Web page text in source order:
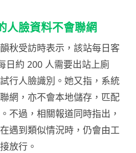
人臉資料不會聯網
秋受訪時表示，該站每日客
日約 200 人需要出站上廁
行人臉識別。她又指，系統
網，亦不會本地儲存，匹配
不過，相關報道同時指出，
遇到類似情況時，仍會由工
放行。